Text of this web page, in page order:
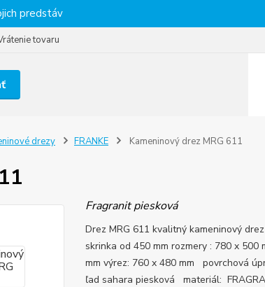
predstáv
tovaru
drezy FRANKE Kameninový drez MRG 611
Fragranit piesková
Drez MRG 611 kvalitný kameninový
skrinka od 450 mm rozmery : 780 x 500
mm výrez: 760 x 480 mm povrchová
ľad sahara piesková materiál: